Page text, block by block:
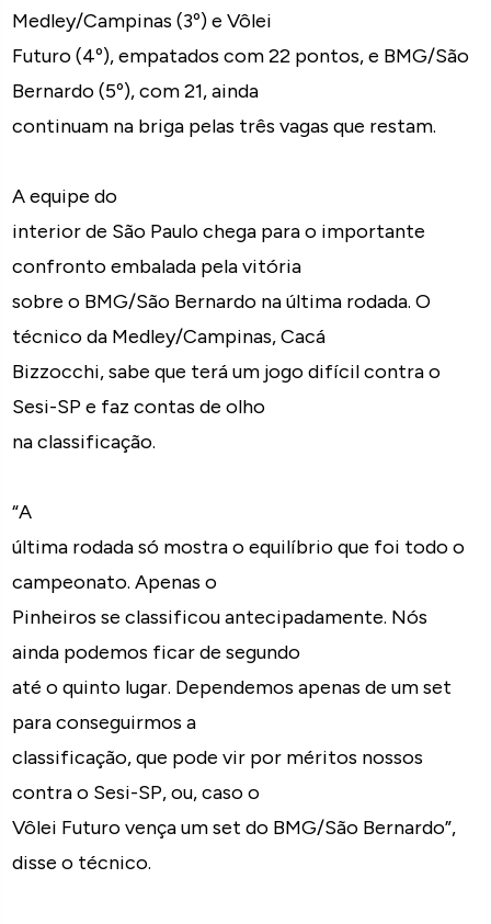
Medley/Campinas (3º) e Vôlei
Futuro (4º), empatados com 22 pontos, e BMG/São
Bernardo (5º), com 21, ainda
continuam na briga pelas três vagas que restam.
A equipe do
interior de São Paulo chega para o importante
confronto embalada pela vitória
sobre o BMG/São Bernardo na última rodada. O
técnico da Medley/Campinas, Cacá
Bizzocchi, sabe que terá um jogo difícil contra o
Sesi-SP e faz contas de olho
na classificação.
“A
última rodada só mostra o equilíbrio que foi todo o
campeonato. Apenas o
Pinheiros se classificou antecipadamente. Nós
ainda podemos ficar de segundo
até o quinto lugar. Dependemos apenas de um set
para conseguirmos a
classificação, que pode vir por méritos nossos
contra o Sesi-SP, ou, caso o
Vôlei Futuro vença um set do BMG/São Bernardo”,
disse o técnico.